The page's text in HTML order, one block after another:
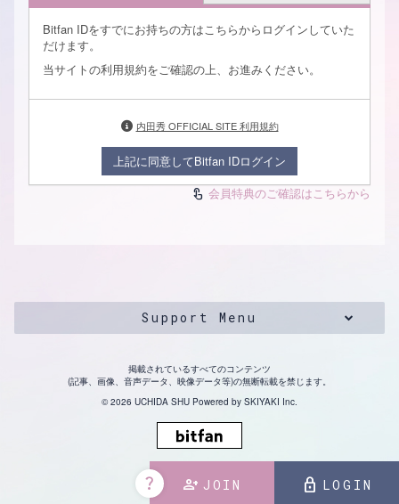
person_add JOIN lock LOGIN
question_mark
Bitfan IDをすでにお持ちの方はこちらからログインしていた
だけます。
当サイトの利用規約をご確認の上、お進みください。
内田秀 OFFICIAL SITE 利用規約
上記に同意してBitfan IDログイン
touch_app 会員特典のご確認はこちらから
Support Menu
掲載されているすべてのコンテンツ
(記事、画像、音声データ、映像データ等)の無断転載を禁じます。
© 2026 UCHIDA SHU Powered by SKIYAKI Inc.